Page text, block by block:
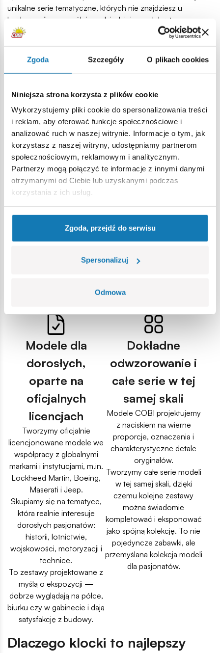
Zgoda Szczegóły O plikach cookies
Niniejsza strona korzysta z plików cookie
Wykorzystujemy pliki cookie do spersonalizowania treści
i reklam, aby oferować funkcje społecznościowe i
analizować ruch w naszej witrynie. Informacje o tym, jak
korzystasz z naszej witryny, udostępniamy partnerom
społecznościowym, reklamowym i analitycznym.
Partnerzy mogą połączyć te informacje z innymi danymi
otrzymanymi od Ciebie lub uzyskanymi podczas
korzystania z ich usług.
Zgoda, przejdź do serwisu
Spersonalizuj
Odmowa
unikalne serie tematyczne, których nie znajdziesz u
konkurencji, szczególnie w dziedzinie modelarstwa
historycznego i licencjonowanych kolekcji
Produkujemy w
Polsce od ponad
35 lat
Projektujemy i produkujemy
klocki w Polsce
nieprzerwanie od 1987 roku
– we własnej fabryce i pod
pełną kontrolą jakości.
To doświadczenie przekłada
się na precyzję wykonania,
powtarzalność elementów i
tworzonych z myślą o
budowniczych, a nie tylko o
4,8 / 5 - jakość
doceniana przez
kolekcjonerów
COBI to marka wybierana
przez dziesiątki tysięcy
pasjonatów w Polsce i na
COBI Hobby Center ma
ocenę 4,8/5 w Google
Maps.
To efekt konsekwentnego
trwałych nadruków zamiast
Modele dla
dorosłych,
oparte na
oficjalnych
licencjach
Tworzymy oficjalnie
licencjonowane modele we
współpracy z globalnymi
markami i instytucjami, m.in.
Lockheed Martin, Boeing,
Maserati i Jeep.
Skupiamy się na tematyce,
która realnie interesuje
dorosłych pasjonatów:
historii, lotnictwie,
wojskowości, motoryzacji i
technice.
To zestawy projektowane z
myślą o ekspozycji —
dobrze wyglądają na półce,
biurku czy w gabinecie i dają
satysfakcję z budowy.
Dokładne
odwzorowanie i
całe serie w tej
samej skali
Modele COBI projektujemy
z naciskiem na wierne
proporcje, oznaczenia i
charakterystyczne detale
oryginałów.
Tworzymy całe serie modeli
w tej samej skali, dzięki
czemu kolejne zestawy
można świadomie
kompletować i eksponować
jako spójną kolekcję. To nie
pojedyncze zabawki, ale
przemyślana kolekcja modeli
dla pasjonatów.
Dlaczego klocki to najlepszy